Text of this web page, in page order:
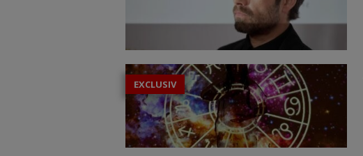
EXCLUSIV